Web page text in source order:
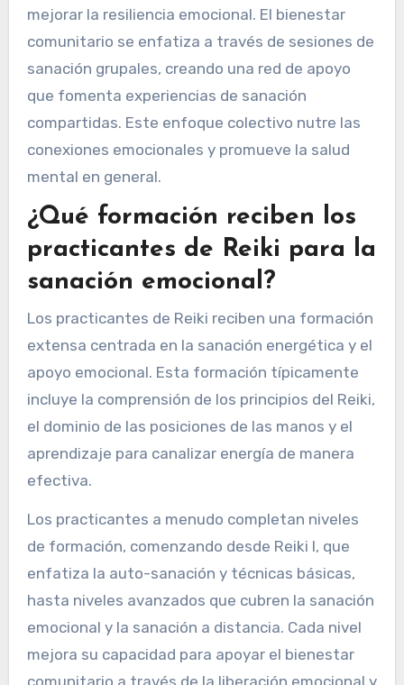
mejorar la resiliencia emocional. El bienestar
comunitario se enfatiza a través de sesiones de
sanación grupales, creando una red de apoyo
que fomenta experiencias de sanación
compartidas. Este enfoque colectivo nutre las
conexiones emocionales y promueve la salud
mental en general.
¿Qué formación reciben los
practicantes de Reiki para la
sanación emocional?
Los practicantes de Reiki reciben una formación
extensa centrada en la sanación energética y el
apoyo emocional. Esta formación típicamente
incluye la comprensión de los principios del Reiki,
el dominio de las posiciones de las manos y el
aprendizaje para canalizar energía de manera
efectiva.
Los practicantes a menudo completan niveles
de formación, comenzando desde Reiki I, que
enfatiza la auto-sanación y técnicas básicas,
hasta niveles avanzados que cubren la sanación
emocional y la sanación a distancia. Cada nivel
mejora su capacidad para apoyar el bienestar
comunitario a través de la liberación emocional y